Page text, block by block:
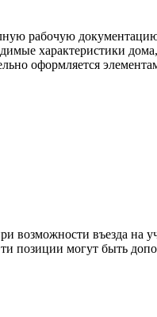
рабочую
характеристики
оформляется
въезда на
позиции могут быть